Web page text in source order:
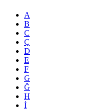
A
B
C
Ç
D
E
F
G
Ğ
H
İ